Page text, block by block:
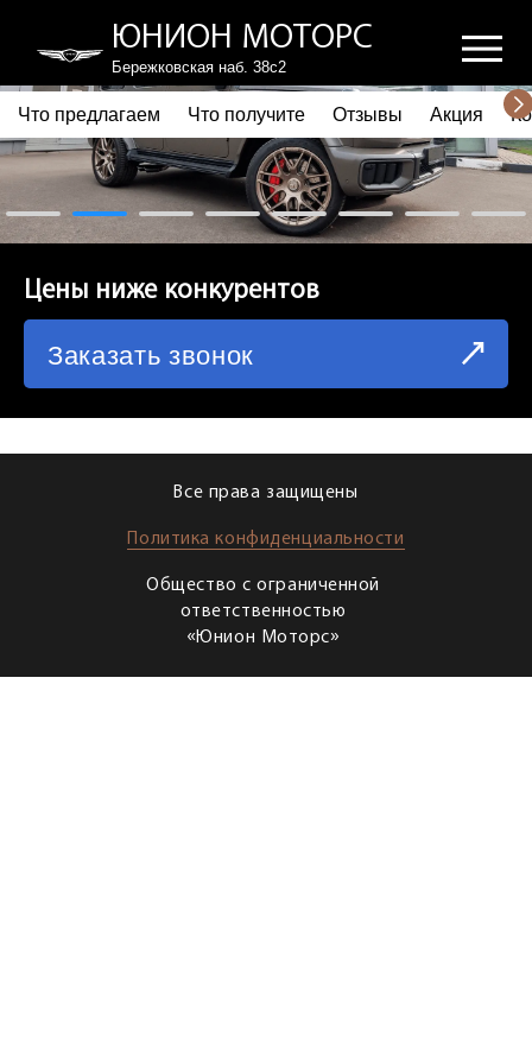
ЮНИОН МОТОРС
Бережковская наб. 38с2
ПОЧЕМУ ВЫБИРАЮТ НАС
ЧТО ПРЕДЛАГАЕМ
ЧТО ПОЛУЧИТЕ
СХЕМА ПРОЕЗДА
Что предлагаем Что получите Отзывы Акция
Цены ниже конкурентов
Заказать звонок
Все права защищены
Политика конфиденциальности
Общество с ограниченной
ответственностью
«Юнион Моторс»